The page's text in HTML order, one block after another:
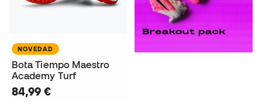
NOVEDAD
Bota Tiempo Maestro
Academy Turf
84,99 €